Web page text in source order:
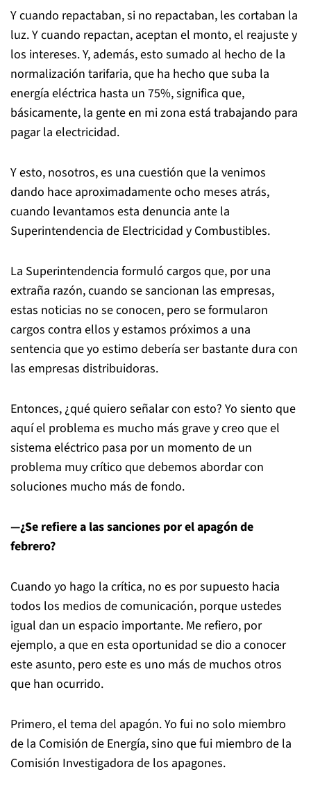
Y cuando repactaban, si no repactaban, les cortaban la
luz. Y cuando repactan, aceptan el monto, el reajuste y
los intereses. Y, además, esto sumado al hecho de la
normalización tarifaria, que ha hecho que suba la
energía eléctrica hasta un 75%, significa que,
básicamente, la gente en mi zona está trabajando para
pagar la electricidad.
Y esto, nosotros, es una cuestión que la venimos
dando hace aproximadamente ocho meses atrás,
cuando levantamos esta denuncia ante la
Superintendencia de Electricidad y Combustibles.
La Superintendencia formuló cargos que, por una
extraña razón, cuando se sancionan las empresas,
estas noticias no se conocen, pero se formularon
cargos contra ellos y estamos próximos a una
sentencia que yo estimo debería ser bastante dura con
las empresas distribuidoras.
Entonces, ¿qué quiero señalar con esto? Yo siento que
aquí el problema es mucho más grave y creo que el
sistema eléctrico pasa por un momento de un
problema muy crítico que debemos abordar con
soluciones mucho más de fondo.
—¿Se refiere a las sanciones por el apagón de
febrero?
Cuando yo hago la crítica, no es por supuesto hacia
todos los medios de comunicación, porque ustedes
igual dan un espacio importante. Me refiero, por
ejemplo, a que en esta oportunidad se dio a conocer
este asunto, pero este es uno más de muchos otros
que han ocurrido.
Primero, el tema del apagón. Yo fui no solo miembro
de la Comisión de Energía, sino que fui miembro de la
Comisión Investigadora de los apagones.